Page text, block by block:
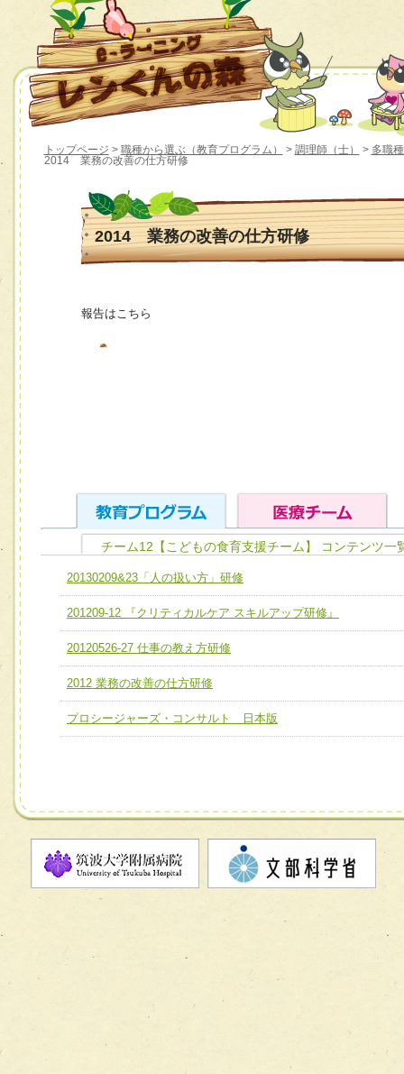
トップページ > 職種から選ぶ（教育プログラム） > 調理師（士） > 多職
2014 業務の改善の仕方研修
2014 業務の改善の仕方研修
報告はこちら
ユニット１ 医療人としての基礎能力
全人的医療を実践する医療人として、必要な基礎能力を身
ける
ユニット２ チーム医療構成力
必要に応じて柔軟に医療チームを組織し、強調できる
ユニット３ 多職種連携力
他職種の視点とスキルを学び、相互理解と連携を深める
チーム01【病院内横断的問題解決チーム】
チーム02【地域医療連携推進による高度医療を必要とする
宅患者等支援チーム】
チーム03【癌患者服薬サポートチーム】
チーム04【口腔ケアチーム】
チーム07【病院職員に対する院内感染対策教育チーム】
チーム08【地域関係機関と連携した小児リハビリテーショ
チーム】
チーム09【術前から始める周術期リハビリテーションチー
チーム11【摂食・嚥下サポートチーム】
チーム12【こどもの食育支援チーム】
チーム12【こどもの食育支援チーム】 コンテンツ一
20130209&23「人の扱い方」研修
201209-12 『クリティカルケア スキルアップ研修』
20120526-27 仕事の教え方研修
2012 業務の改善の仕方研修
プロシージャーズ・コンサルト 日本版